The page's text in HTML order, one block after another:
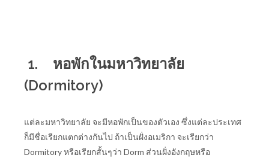
1.
หอพักในมหาวิทยาลัย
(Dormitory)
แต่ละมหาวิทยาลัย จะมีหอพักเป็นของตัวเอง ซึ่งแต่ละประเทศ
ก็มีชื่อเรียกแตกต่างกันไป ถ้าเป็นฝั่งอเมริกา จะเรียกว่า
Dormitory หรือเรียกสั้นๆว่า Dorm ส่วนฝั่งอังกฤษหรือ